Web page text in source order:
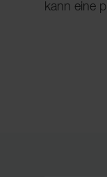
kann eine